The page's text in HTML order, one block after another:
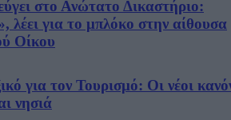
στο Ανώτατο Δικαστήριο:
λέει για το μπλόκο στην αίθουσα
Οίκου
για τον Τουρισμό: Οι νέοι
νησιά